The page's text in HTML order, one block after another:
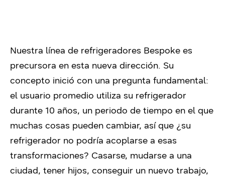
Nuestra línea de refrigeradores Bespoke es
precursora en esta nueva dirección. Su
concepto inició con una pregunta fundamental:
el usuario promedio utiliza su refrigerador
durante 10 años, un periodo de tiempo en el que
muchas cosas pueden cambiar, así que ¿su
refrigerador no podría acoplarse a esas
transformaciones? Casarse, mudarse a una
ciudad, tener hijos, conseguir un nuevo trabajo,